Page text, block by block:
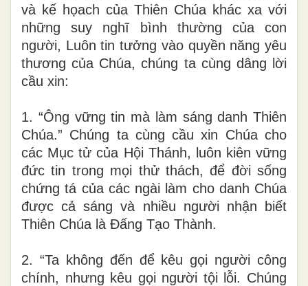
và kế họach của Thiên Chúa khác xa với
những suy nghĩ bình thường của con
người, Luôn tin tưởng vào quyền năng yêu
thương của Chúa, chúng ta cùng dâng lời
cầu xin:
1. “Ông vững tin mà làm sáng danh Thiên
Chúa.” Chúng ta cùng cầu xin Chúa cho
các Mục tử của Hội Thánh, luôn kiên vững
đức tin trong mọi thử thách, để đời sống
chứng tá của các ngài làm cho danh Chúa
được cả sáng và nhiều người nhận biết
Thiên Chúa là Đấng Tạo Thành.
2. “Ta không đến để kêu gọi người công
chính, nhưng kêu gọi người tội lỗi. Chúng